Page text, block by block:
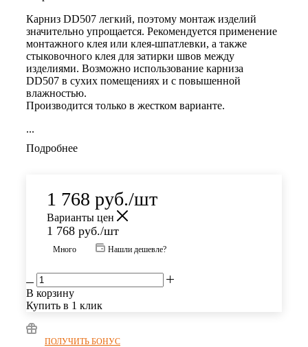
Карниз DD507 легкий, поэтому монтаж изделий
значительно упрощается. Рекомендуется применение
монтажного клея или клея-шпатлевки, а также
стыковочного клея для затирки швов между
изделиями. Возможно использование карниза
DD507 в сухих помещениях и с повышенной
влажностью.
Производится только в жестком варианте.
...
Подробнее
1 768 руб./шт
Варианты цен
1 768 руб./шт
Много Нашли дешевле?
В корзину
Купить в 1 клик
ПОЛУЧИТЬ БОНУС